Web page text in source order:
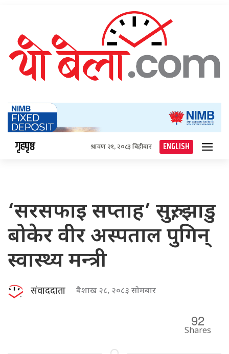
गृहपृष्ठ श्रावण २१, २०८३ बिहीबार ENGLISH
‘सरसफाइ सप्ताह’ सुरु, झाडु
बोकेर वीर अस्पताल पुगिन्
स्वास्थ्य मन्त्री
संवाददाता बैशाख २८, २०८३ सोमबार
92
Shares